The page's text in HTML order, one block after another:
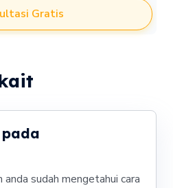
Gratis
pada
sudah mengetahui cara